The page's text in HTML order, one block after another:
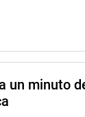
un minuto